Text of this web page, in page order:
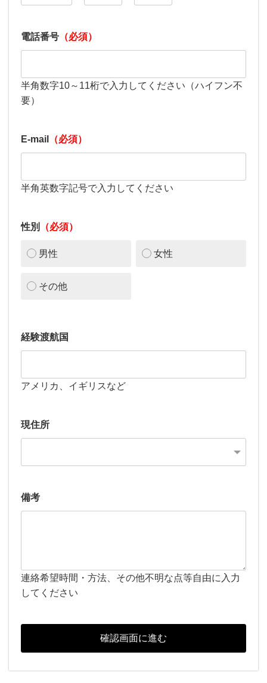
電話番号 （必須）
半角数字10～11桁で入力してください（ハイフン不
要）
E-mail （必須）
半角英数字記号で入力してください
性別 （必須）
男性 女性
その他
経験渡航国
アメリカ、イギリスなど
現住所
備考
連絡希望時間・方法、その他不明な点等自由に入力
してください